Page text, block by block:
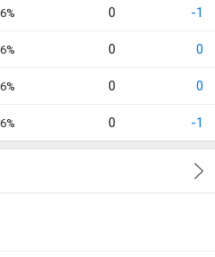
0 -1
0 0
0 0
0 -1